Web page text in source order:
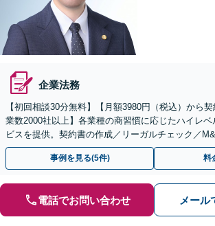
企業法務
【初回相談30分無料】【月額3980円（税込）から
業数2000社以上】各業種の商習慣に応じたハイレ
ビスを提供。契約書の作成／リーガルチェック／
的財産等、お任せください【他士業連携可能】
事例を見る(5件) 料
電話でお問い合わせ メール